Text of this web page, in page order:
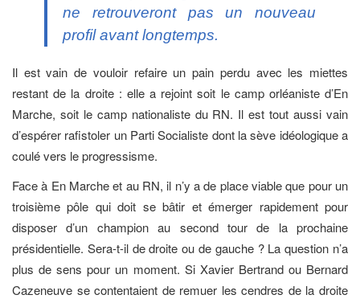
ne retrouveront pas un nouveau
profil avant longtemps.
Il est vain de vouloir refaire un pain perdu avec les miettes
restant de la droite : elle a rejoint soit le camp orléaniste d’En
Marche, soit le camp nationaliste du RN. Il est tout aussi vain
d’espérer rafistoler un Parti Socialiste dont la sève idéologique a
coulé vers le progressisme.
Face à En Marche et au RN, il n’y a de place viable que pour un
troisième pôle qui doit se bâtir et émerger rapidement pour
disposer d’un champion au second tour de la prochaine
présidentielle. Sera-t-il de droite ou de gauche ? La question n’a
plus de sens pour un moment. Si Xavier Bertrand ou Bernard
Cazeneuve se contentaient de remuer les cendres de la droite